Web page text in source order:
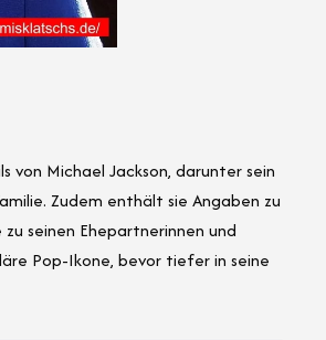
Michael Jackson, darunter sein
Zudem enthält sie Angaben zu
seinen Ehepartnerinnen und
Pop-Ikone, bevor tiefer in seine